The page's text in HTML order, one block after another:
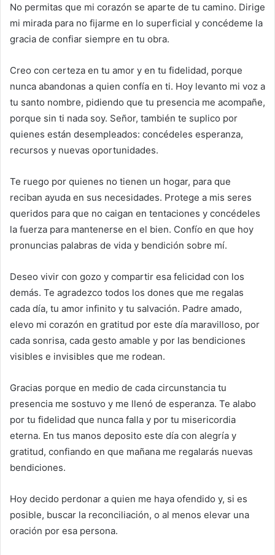
No permitas que mi corazón se aparte de tu camino. Dirige
mi mirada para no fijarme en lo superficial y concédeme la
gracia de confiar siempre en tu obra.
Creo con certeza en tu amor y en tu fidelidad, porque
nunca abandonas a quien confía en ti. Hoy levanto mi voz a
tu santo nombre, pidiendo que tu presencia me acompañe,
porque sin ti nada soy. Señor, también te suplico por
quienes están desempleados: concédeles esperanza,
recursos y nuevas oportunidades.
Te ruego por quienes no tienen un hogar, para que
reciban ayuda en sus necesidades. Protege a mis seres
queridos para que no caigan en tentaciones y concédeles
la fuerza para mantenerse en el bien. Confío en que hoy
pronuncias palabras de vida y bendición sobre mí.
Deseo vivir con gozo y compartir esa felicidad con los
demás. Te agradezco todos los dones que me regalas
cada día, tu amor infinito y tu salvación. Padre amado,
elevo mi corazón en gratitud por este día maravilloso, por
cada sonrisa, cada gesto amable y por las bendiciones
visibles e invisibles que me rodean.
Gracias porque en medio de cada circunstancia tu
presencia me sostuvo y me llenó de esperanza. Te alabo
por tu fidelidad que nunca falla y por tu misericordia
eterna. En tus manos deposito este día con alegría y
gratitud, confiando en que mañana me regalarás nuevas
bendiciones.
Hoy decido perdonar a quien me haya ofendido y, si es
posible, buscar la reconciliación, o al menos elevar una
oración por esa persona.